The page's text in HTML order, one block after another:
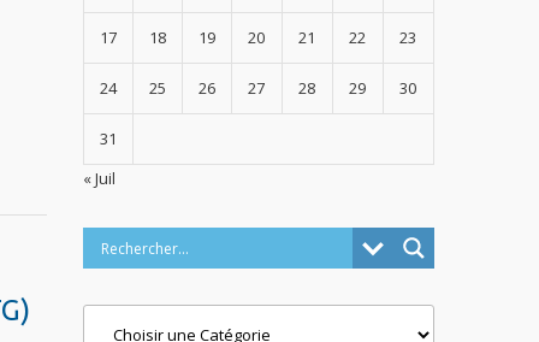
17 18 19 20 21 22 23
24 25 26 27 28 29 30
31
« Juil